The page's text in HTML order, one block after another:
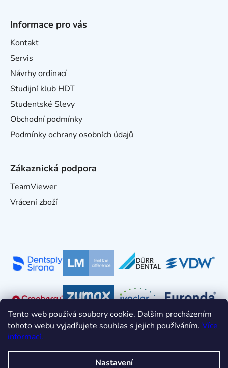
Tento web používá soubory cookie. Dalším procházením
tohoto webu vyjadřujete souhlas s jejich používáním. Více
informací.
Nastavení
Informace pro vás
Kontakt
Servis
Návrhy ordinací
Studijní klub HDT
Studentské Slevy
Obchodní podmínky
Podmínky ochrany osobních údajů
Zákaznická podpora
TeamViewer
Vrácení zboží